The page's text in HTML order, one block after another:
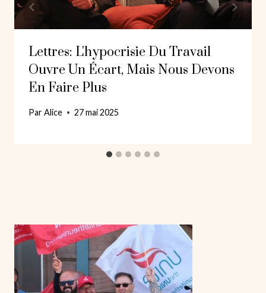
Lettres: L'hypocrisie Du Travail
Ouvre Un Écart, Mais Nous Devons
En Faire Plus
ParAlice 27 mai 2025